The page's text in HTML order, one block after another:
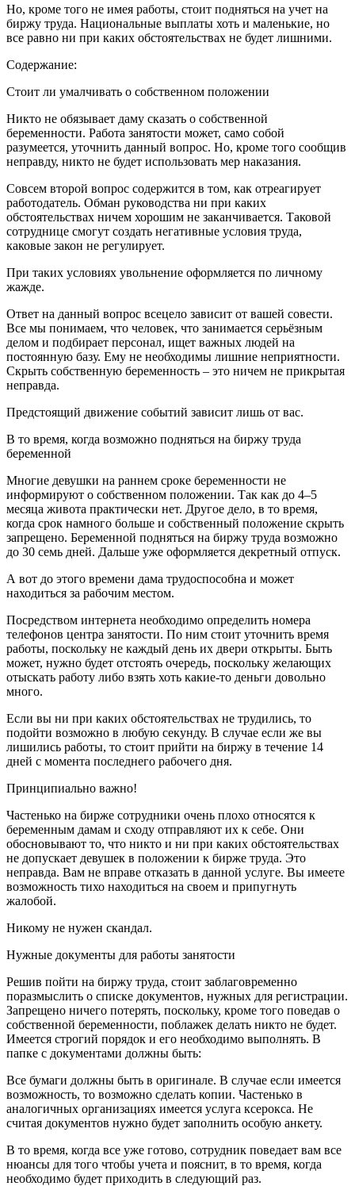
Но, кроме того не имея работы, стоит подняться на учет на
биржу труда. Национальные выплаты хоть и маленькие, но
все равно ни при каких обстоятельствах не будет лишними.
Содержание:
Стоит ли умалчивать о собственном положении
Никто не обязывает даму сказать о собственной
беременности. Работа занятости может, само собой
разумеется, уточнить данный вопрос. Но, кроме того сообщив
неправду, никто не будет использовать мер наказания.
Совсем второй вопрос содержится в том, как отреагирует
работодатель. Обман руководства ни при каких
обстоятельствах ничем хорошим не заканчивается. Таковой
сотруднице смогут создать негативные условия труда,
каковые закон не регулирует.
При таких условиях увольнение оформляется по личному
жажде.
Ответ на данный вопрос всецело зависит от вашей совести.
Все мы понимаем, что человек, что занимается серьёзным
делом и подбирает персонал, ищет важных людей на
постоянную базу. Ему не необходимы лишние неприятности.
Скрыть собственную беременность – это ничем не прикрытая
неправда.
Предстоящий движение событий зависит лишь от вас.
В то время, когда возможно подняться на биржу труда
беременной
Многие девушки на раннем сроке беременности не
информируют о собственном положении. Так как до 4–5
месяца живота практически нет. Другое дело, в то время,
когда срок намного больше и собственный положение скрыть
запрещено. Беременной подняться на биржу труда возможно
до 30 семь дней. Дальше уже оформляется декретный отпуск.
А вот до этого времени дама трудоспособна и может
находиться за рабочим местом.
Посредством интернета необходимо определить номера
телефонов центра занятости. По ним стоит уточнить время
работы, поскольку не каждый день их двери открыты. Быть
может, нужно будет отстоять очередь, поскольку желающих
отыскать работу либо взять хоть какие-то деньги довольно
много.
Если вы ни при каких обстоятельствах не трудились, то
подойти возможно в любую секунду. В случае если же вы
лишились работы, то стоит прийти на биржу в течение 14
дней с момента последнего рабочего дня.
Принципиально важно!
Частенько на бирже сотрудники очень плохо относятся к
беременным дамам и сходу отправляют их к себе. Они
обосновывают то, что никто и ни при каких обстоятельствах
не допускает девушек в положении к бирже труда. Это
неправда. Вам не вправе отказать в данной услуге. Вы имеете
возможность тихо находиться на своем и припугнуть
жалобой.
Никому не нужен скандал.
Нужные документы для работы занятости
Решив пойти на биржу труда, стоит заблаговременно
поразмыслить о списке документов, нужных для регистрации.
Запрещено ничего потерять, поскольку, кроме того поведав о
собственной беременности, поблажек делать никто не будет.
Имеется строгий порядок и его необходимо выполнять. В
папке с документами должны быть:
Все бумаги должны быть в оригинале. В случае если имеется
возможность, то возможно сделать копии. Частенько в
аналогичных организациях имеется услуга ксерокса. Не
считая документов нужно будет заполнить особую анкету.
В то время, когда все уже готово, сотрудник поведает вам все
нюансы для того чтобы учета и пояснит, в то время, когда
необходимо будет приходить в следующий раз.